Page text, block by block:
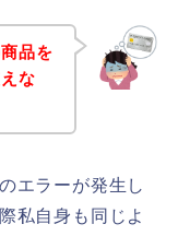
品を
な
エラーが発生し
私自身も同じよ